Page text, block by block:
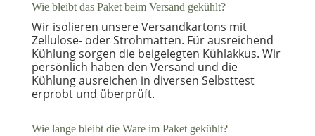
Wie bleibt das Paket beim Versand gekühlt?
Wir isolieren unsere Versandkartons mit
Zellulose- oder Strohmatten. Für ausreichend
Kühlung sorgen die beigelegten Kühlakkus. Wir
persönlich haben den Versand und die
Kühlung ausreichen in diversen Selbsttest
erprobt und überprüft.
Wie lange bleibt die Ware im Paket gekühlt?